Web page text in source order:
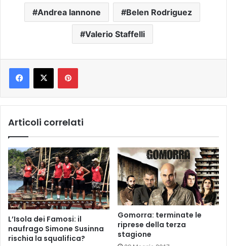
Andrea Iannone Belen Rodriguez
Valerio Staffelli
Pinterest
Articoli correlati
L’Isola dei Famosi: il
naufrago Simone Susinna
rischia la squalifica?
Gomorra: terminate le
riprese della terza
stagione